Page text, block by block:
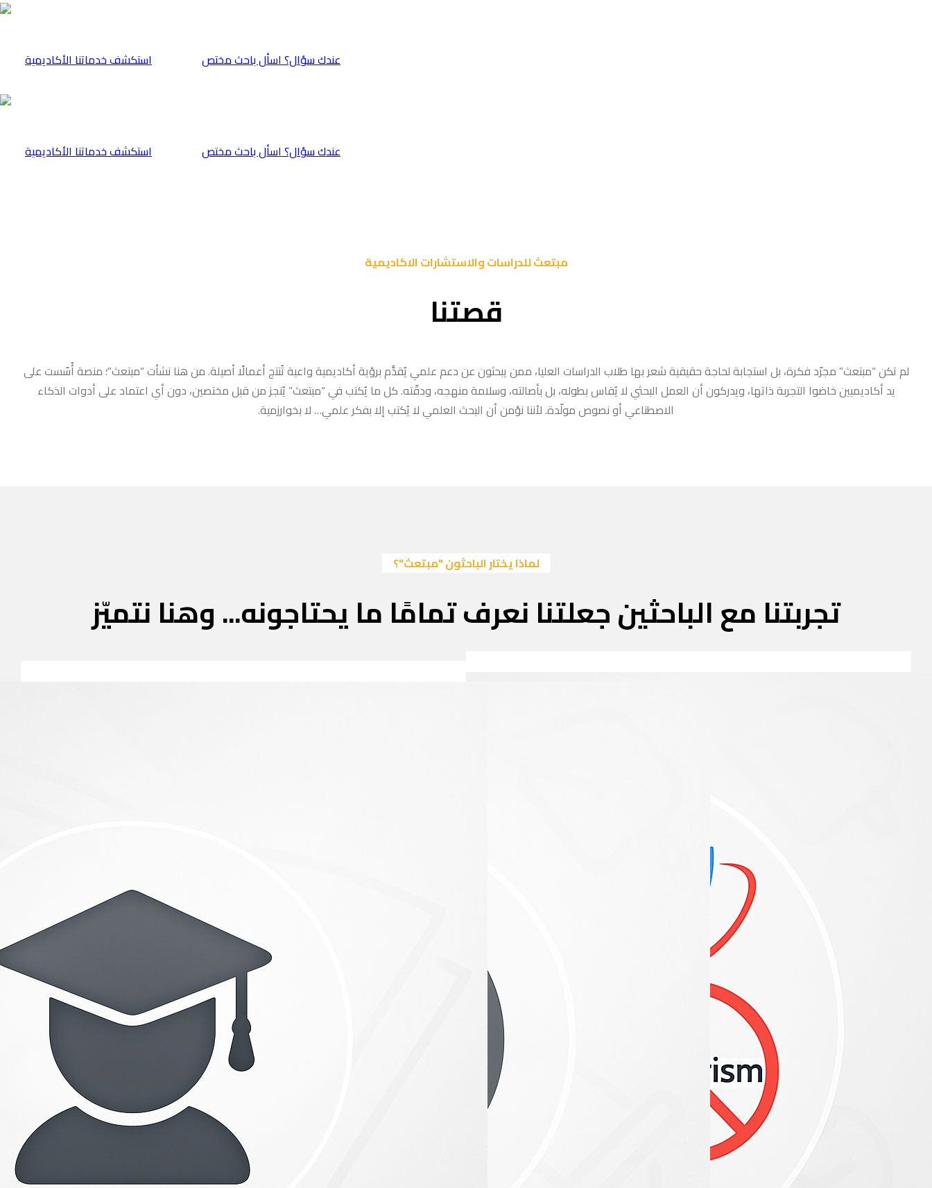
⁠استكشف خدماتنا الأكاديمية عندك سؤال؟ اسأل باحث مختص
⁠استكشف خدماتنا الأكاديمية عندك سؤال؟ اسأل باحث مختص
مبتعث للدراسات والاستشارات الاكاديمية
قصتنا
لم تكن “مبتعث” مجرّد فكرة، بل استجابة لحاجة حقيقية شعر بها طلاب الدراسات العليا، ممن يبحثون عن دعم علمي يُقدَّم برؤية أكاديمية واعية تُنتج أعمالًا أصيلة. من هنا نشأت “مبتعث”؛ منصة أُسّست على
يد أكاديميين خاضوا التجربة ذاتها، ويدركون أن العمل البحثي لا يُقاس بطوله، بل بأصالته، وسلامة منهجه، ودقّته. كل ما يُكتب في “مبتعث” يُنجز من قبل مختصين، دون أي اعتماد على أدوات الذكاء
الاصطناعي أو نصوص مولّدة. لأننا نؤمن أن البحث العلمي لا يُكتب إلا بفكر علمي… لا بخوارزمية.
لماذا يختار الباحثون "مبتعث"؟
تجربتنا مع الباحثين جعلتنا نعرف تمامًا ما يحتاجونه... وهنا نتميّز